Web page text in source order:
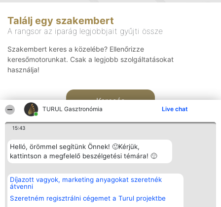
TURUL Gasztronómia Live chat
15:43
Helló, örömmel segítünk Önnek! 🙂Kérjük,
kattintson a megfelelő beszélgetési témára! 🙂
Díjazott vagyok, marketing anyagokat szeretnék
átvenni
Szeretném regisztrálni cégemet a Turul projektbe
Találj egy szakembert
A rangsor az iparág legjobbjait gyűjti össze
Szakembert keres a közelébe? Ellenőrizze
keresőmotorunkat. Csak a legjobb szolgáltatásokat
használja!
Keresés
Rangsorszervező
SC Beautiful Company S.R.L.
Bulevardul Aleea Timișul De
Sus Nr. 2, Bl. A30, Sc. A, Et.
4, Ap. 13
Népszavazás
Nyertesek
listája
Elérhetőség
Elérhetőség